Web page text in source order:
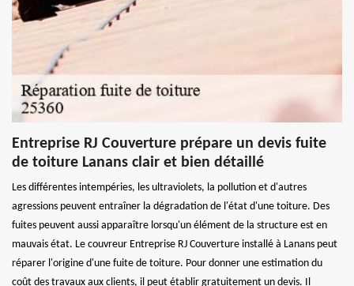
Entreprise RJ Couverture prépare un devis fuite
de toiture Lanans clair et bien détaillé
Les différentes intempéries, les ultraviolets, la pollution et d'autres
agressions peuvent entraîner la dégradation de l'état d'une toiture. Des
fuites peuvent aussi apparaître lorsqu'un élément de la structure est en
mauvais état. Le couvreur Entreprise RJ Couverture installé à Lanans peut
réparer l'origine d'une fuite de toiture. Pour donner une estimation du
coût des travaux aux clients, il peut établir gratuitement un devis. Il